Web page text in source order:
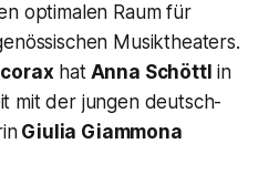
optimalen Raum für
Musiktheaters.
hatAnna Schöttl in
mit der jungen deutsch-
Giulia Giammona